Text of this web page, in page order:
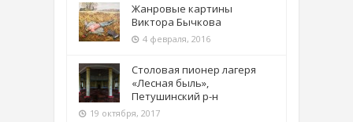
Жанровые картины
Виктора Бычкова
4 февраля, 2016
Столовая пионер лагеря
«Лесная быль»,
Петушинский р-н
19 октября, 2017